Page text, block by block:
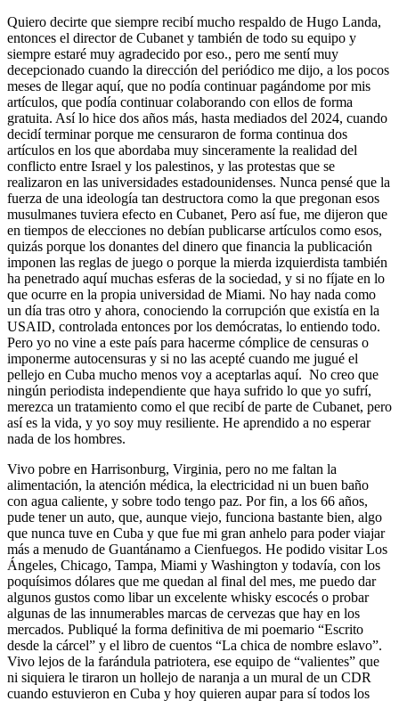
Quiero decirte que siempre recibí mucho respaldo de Hugo Landa,
entonces el director de Cubanet y también de todo su equipo y
siempre estaré muy agradecido por eso., pero me sentí muy
decepcionado cuando la dirección del periódico me dijo, a los pocos
meses de llegar aquí, que no podía continuar pagándome por mis
artículos, que podía continuar colaborando con ellos de forma
gratuita. Así lo hice dos años más, hasta mediados del 2024, cuando
decidí terminar porque me censuraron de forma continua dos
artículos en los que abordaba muy sinceramente la realidad del
conflicto entre Israel y los palestinos, y las protestas que se
realizaron en las universidades estadounidenses. Nunca pensé que la
fuerza de una ideología tan destructora como la que pregonan esos
musulmanes tuviera efecto en Cubanet, Pero así fue, me dijeron que
en tiempos de elecciones no debían publicarse artículos como esos,
quizás porque los donantes del dinero que financia la publicación
imponen las reglas de juego o porque la mierda izquierdista también
ha penetrado aquí muchas esferas de la sociedad, y si no fíjate en lo
que ocurre en la propia universidad de Miami. No hay nada como
un día tras otro y ahora, conociendo la corrupción que existía en la
USAID, controlada entonces por los demócratas, lo entiendo todo.
Pero yo no vine a este país para hacerme cómplice de censuras o
imponerme autocensuras y si no las acepté cuando me jugué el
pellejo en Cuba mucho menos voy a aceptarlas aquí. No creo que
ningún periodista independiente que haya sufrido lo que yo sufrí,
merezca un tratamiento como el que recibí de parte de Cubanet, pero
así es la vida, y yo soy muy resiliente. He aprendido a no esperar
nada de los hombres.
Vivo pobre en Harrisonburg, Virginia, pero no me faltan la
alimentación, la atención médica, la electricidad ni un buen baño
con agua caliente, y sobre todo tengo paz. Por fin, a los 66 años,
pude tener un auto, que, aunque viejo, funciona bastante bien, algo
que nunca tuve en Cuba y que fue mi gran anhelo para poder viajar
más a menudo de Guantánamo a Cienfuegos. He podido visitar Los
Ángeles, Chicago, Tampa, Miami y Washington y todavía, con los
poquísimos dólares que me quedan al final del mes, me puedo dar
algunos gustos como libar un excelente whisky escocés o probar
algunas de las innumerables marcas de cervezas que hay en los
mercados. Publiqué la forma definitiva de mi poemario “Escrito
desde la cárcel” y el libro de cuentos “La chica de nombre eslavo”.
Vivo lejos de la farándula patriotera, ese equipo de “valientes” que
ni siquiera le tiraron un hollejo de naranja a un mural de un CDR
cuando estuvieron en Cuba y hoy quieren aupar para sí todos los